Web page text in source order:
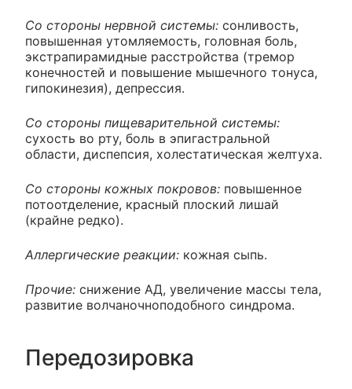
Со стороны нервной системы: сонливость,
повышенная утомляемость, головная боль,
экстрапирамидные расстройства (тремор
конечностей и повышение мышечного тонуса,
гипокинезия), депрессия.
Со стороны пищеварительной системы:
сухость во рту, боль в эпигастральной
области, диспепсия, холестатическая желтуха.
Со стороны кожных покровов: повышенное
потоотделение, красный плоский лишай
(крайне редко).
Аллергические реакции: кожная сыпь.
Прочие: снижение АД, увеличение массы тела,
развитие волчаночноподобного синдрома.
Передозировка